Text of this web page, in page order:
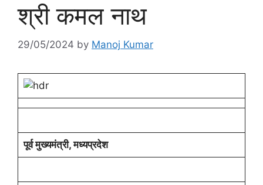
श्री कमल नाथ
29/05/2024 by Manoj Kumar
पूर्व मुख्‍यमंत्री, मध्यप्रदेश